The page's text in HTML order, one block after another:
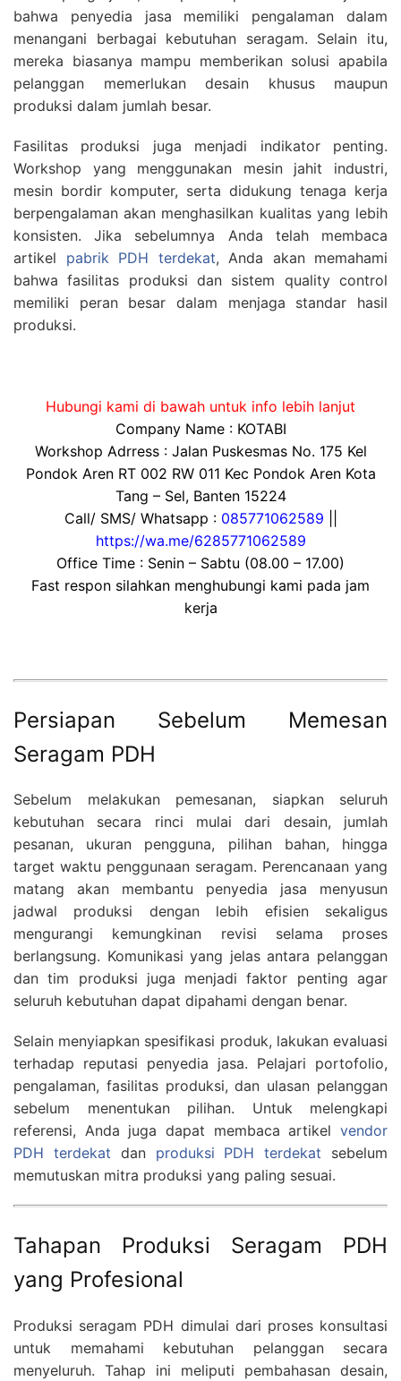
bahwa penyedia jasa memiliki pengalaman dalam
menangani berbagai kebutuhan seragam. Selain itu,
mereka biasanya mampu memberikan solusi apabila
pelanggan memerlukan desain khusus maupun
produksi dalam jumlah besar.
Fasilitas produksi juga menjadi indikator penting.
Workshop yang menggunakan mesin jahit industri,
mesin bordir komputer, serta didukung tenaga kerja
berpengalaman akan menghasilkan kualitas yang lebih
konsisten. Jika sebelumnya Anda telah membaca
artikel pabrik PDH terdekat, Anda akan memahami
bahwa fasilitas produksi dan sistem quality control
memiliki peran besar dalam menjaga standar hasil
produksi.
Hubungi kami di bawah untuk info lebih lanjut
Company Name : KOTABI
Workshop Adrress : Jalan Puskesmas No. 175 Kel
Pondok Aren RT 002 RW 011 Kec Pondok Aren Kota
Tang – Sel, Banten 15224
Call/ SMS/ Whatsapp : 085771062589
https://wa.me/6285771062589
Office Time : Senin – Sabtu (08.00 – 17.00)
Fast respon silahkan menghubungi kami pada jam
kerja
Persiapan Sebelum Memesan
Seragam PDH
Sebelum melakukan pemesanan, siapkan seluruh
kebutuhan secara rinci mulai dari desain, jumlah
pesanan, ukuran pengguna, pilihan bahan, hingga
target waktu penggunaan seragam. Perencanaan yang
matang akan membantu penyedia jasa menyusun
jadwal produksi dengan lebih efisien sekaligus
mengurangi kemungkinan revisi selama proses
berlangsung. Komunikasi yang jelas antara pelanggan
dan tim produksi juga menjadi faktor penting agar
seluruh kebutuhan dapat dipahami dengan benar.
Selain menyiapkan spesifikasi produk, lakukan evaluasi
terhadap reputasi penyedia jasa. Pelajari portofolio,
pengalaman, fasilitas produksi, dan ulasan pelanggan
sebelum menentukan pilihan. Untuk melengkapi
referensi, Anda juga dapat membaca artikel vendor
PDH terdekat dan produksi PDH terdekat sebelum
memutuskan mitra produksi yang paling sesuai.
Tahapan Produksi Seragam PDH
yang Profesional
Produksi seragam PDH dimulai dari proses konsultasi
untuk memahami kebutuhan pelanggan secara
menyeluruh. Tahap ini meliputi pembahasan desain,